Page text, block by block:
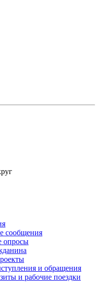
сообщения
опросы
и обращения
и рабочие поездки